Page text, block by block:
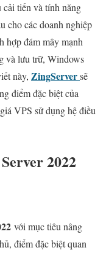
tiến và tính năng
cho các doanh nghiệp
hợp đám mây mạnh
và lưu trữ, Windows
này, ZingServersẽ
điểm đặc biệt của
VPS sử dụng hệ điều
2022
với mục tiêu nâng
điểm đặc biệt quan